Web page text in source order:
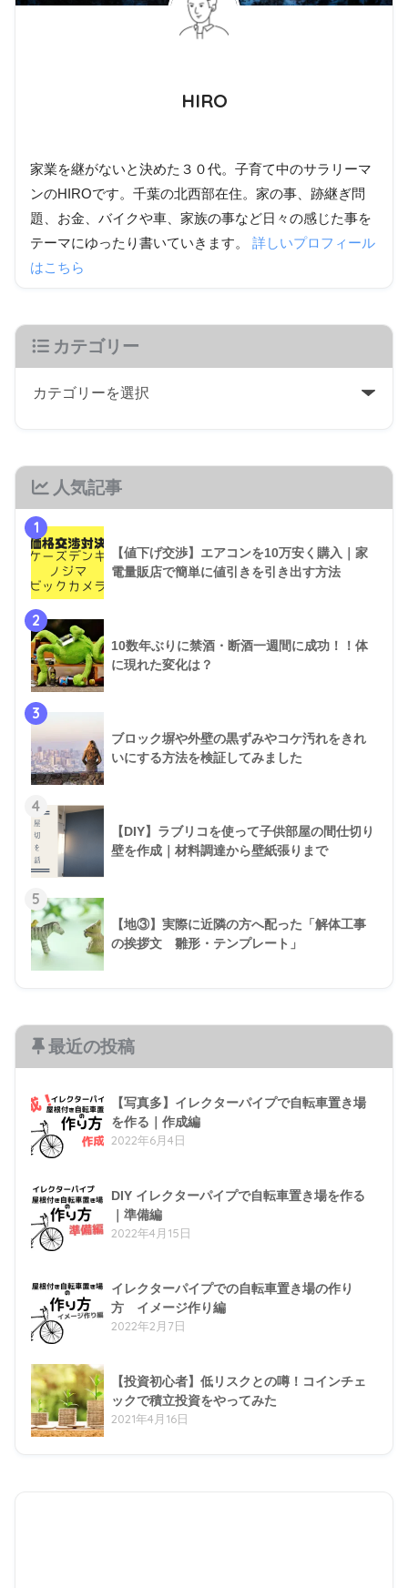
HIRO
家業を継がないと決めた３０代。子育て中のサラリーマ
ンのHIROです。千葉の北西部在住。家の事、跡継ぎ問
題、お金、バイクや車、家族の事など日々の感じた事を
テーマにゆったり書いていきます。 詳しいプロフィール
はこちら
カテゴリー
人気記事
1
【値下げ交渉】エアコンを10万安く購入｜家
電量販店で簡単に値引きを引き出す方法
2
10数年ぶりに禁酒・断酒一週間に成功！！体
に現れた変化は？
3
ブロック塀や外壁の黒ずみやコケ汚れをきれ
いにする方法を検証してみました
4
【DIY】ラブリコを使って子供部屋の間仕切り
壁を作成｜材料調達から壁紙張りまで
5
【地③】実際に近隣の方へ配った「解体工事
の挨拶文 雛形・テンプレート」
最近の投稿
【写真多】イレクターパイプで自転車置き場
を作る｜作成編
2022年6月4日
DIY イレクターパイプで自転車置き場を作る
｜準備編
2022年4月15日
イレクターパイプでの自転車置き場の作り
方 イメージ作り編
2022年2月7日
【投資初心者】低リスクとの噂！コインチェ
ックで積立投資をやってみた
2021年4月16日